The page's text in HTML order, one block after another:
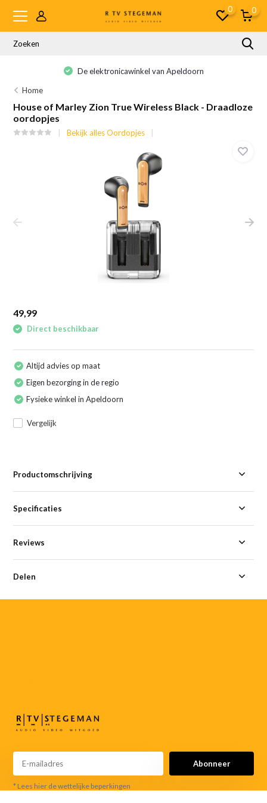
0 0
De elektronicawinkel van Apeldoorn
Home
House of Marley Zion True Wireless Black - Draadloze
oordopjes
Bekijk alles Oordopjes
49,99
Direct beschikbaar
Altijd advies op maat
Eigen bezorging in de regio
Fysieke winkel in Apeldoorn
Vergelijk
Productomschrijving
Specificaties
Reviews
Delen
Abonneer
* Lees hier de wettelijke beperkingen